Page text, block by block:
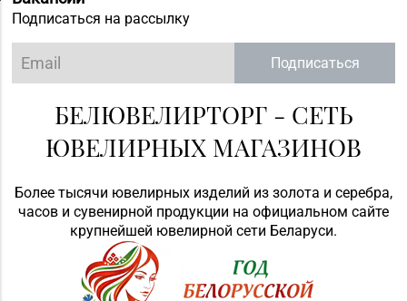
Подписаться на рассылку
Подписаться
БЕЛЮВЕЛИРТОРГ - СЕТЬ
ЮВЕЛИРНЫХ МАГАЗИНОВ
Более тысячи ювелирных изделий из золота и серебра,
часов и сувенирной продукции на официальном сайте
крупнейшей ювелирной сети Беларуси.